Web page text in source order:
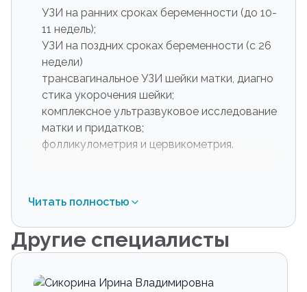
УЗИ на ранних сроках беременности (до 10-
11 недель);
УЗИ на поздних сроках беременности (с 26
недели)
трансвагинальное УЗИ шейки матки, диагно
стика укорочения шейки;
комплексное ультразвуковое исследование
матки и придатков;
фолликулометрия и цервикометрия.
Читать полностью
Другие специалисты